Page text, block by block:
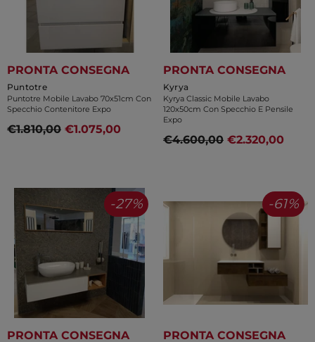
PRONTA CONSEGNA
Venditore:
Puntotre
Puntotre Mobile Lavabo 70x51cm Con
Specchio Contenitore Expo
€1.810,00 €1.075,00
PRONTA CONSEGNA
Venditore:
Kyrya
Kyrya Classic Mobile Lavabo
120x50cm Con Specchio E Pensile
Expo
€4.600,00 €2.320,00
-27%
PRONTA CONSEGNA
-61%
PRONTA CONSEGNA